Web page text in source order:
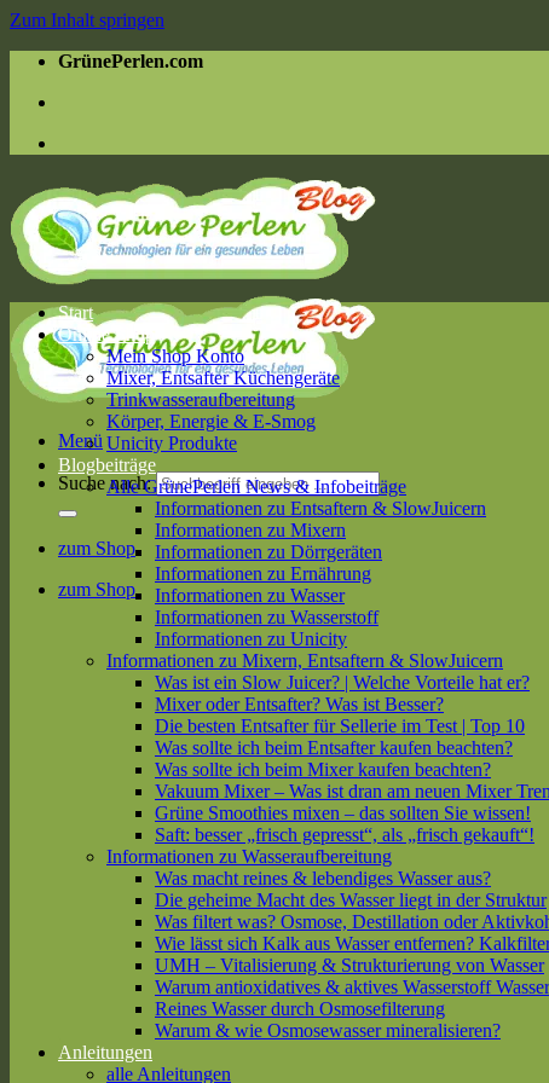
Zum Inhalt springen
GrünePerlen.com
Menü
Suche nach:
zum Shop
zum Shop
Start
Online Shop
Mein Shop Konto
Mixer, Entsafter Küchengeräte
Trinkwasseraufbereitung
Körper, Energie & E-Smog
Unicity Produkte
Blogbeiträge
Alle GrünePerlen News & Infobeiträge
Informationen zu Entsaftern & SlowJuicern
Informationen zu Mixern
Informationen zu Dörrgeräten
Informationen zu Ernährung
Informationen zu Wasser
Informationen zu Wasserstoff
Informationen zu Unicity
Informationen zu Mixern, Entsaftern & SlowJuicern
Was ist ein Slow Juicer? | Welche Vorteile hat er?
Mixer oder Entsafter? Was ist Besser?
Die besten Entsafter für Sellerie im Test | Top 10
Was sollte ich beim Entsafter kaufen beachten?
Was sollte ich beim Mixer kaufen beachten?
Vakuum Mixer – Was ist dran am neuen Mixer
Grüne Smoothies mixen – das sollten Sie wissen!
Saft: besser „frisch gepresst“, als „frisch gekauft“!
Informationen zu Wasseraufbereitung
Was macht reines & lebendiges Wasser aus?
Die geheime Macht des Wasser liegt in der Struktur
Was filtert was? Osmose, Destillation oder
Wie lässt sich Kalk aus Wasser entfernen?
UMH – Vitalisierung & Strukturierung von Wasser
Warum antioxidatives & aktives Wasserstoff
Reines Wasser durch Osmosefilterung
Warum & wie Osmosewasser mineralisieren?
Anleitungen
alle Anleitungen